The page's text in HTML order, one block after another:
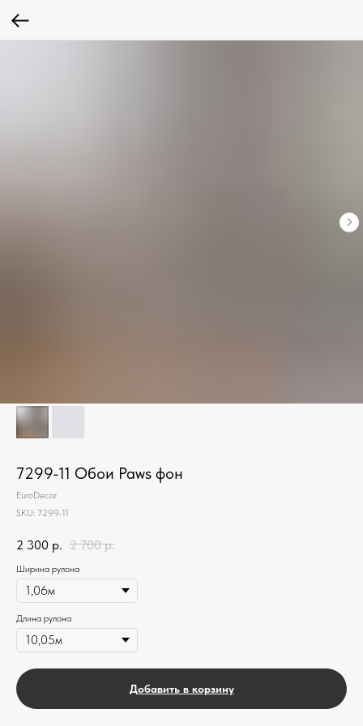
7299-11 Обои Paws фон
EuroDecor
SKU: 7299-11
2 300 р. 2 700 р.
Ширина рулона
Длина рулона
Добавить в корзину